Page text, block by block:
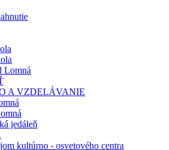
Lomná
A VZDELÁVANIE
jedáleň
kultúrno - osvetového centra